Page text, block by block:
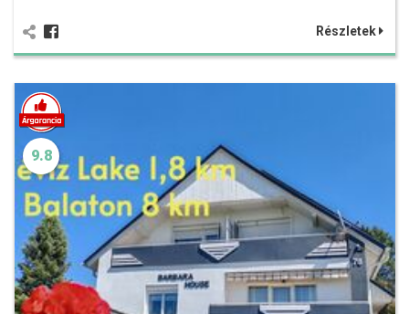
Részletek
9.8